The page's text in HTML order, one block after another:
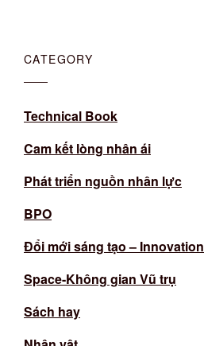
CATEGORY
Technical Book
Cam kết lòng nhân ái
Phát triển nguồn nhân lực
BPO
Đổi mới sáng tạo – Innovation
Space-Không gian Vũ trụ
Sách hay